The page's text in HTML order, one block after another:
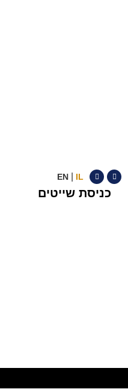
EN IL
כניסת שייטים